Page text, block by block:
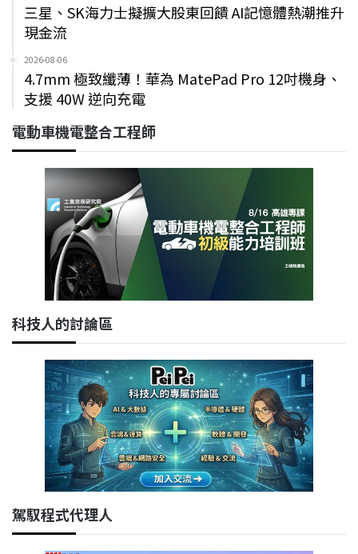
三星、SK海力士擬擴大股東回饋 AI記憶體熱潮推升
現金流
2026-08-06
4.7mm 極致纖薄！華為 MatePad Pro 12吋機身、
支援 40W 逆向充電
電動車機電整合工程師
科技人的討論區
駕馭程式代理人